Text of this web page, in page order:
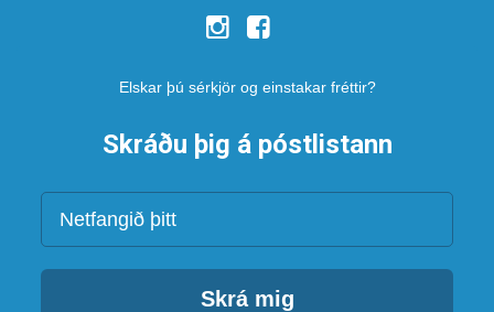
Elskar þú sérkjör og einstakar fréttir?
Skráðu þig á póstlistann
Netfang
Skrá mig